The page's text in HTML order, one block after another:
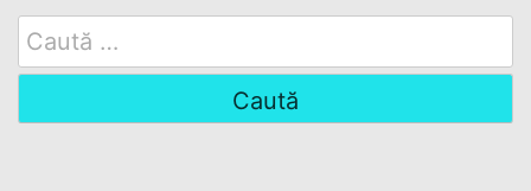
Search
for: